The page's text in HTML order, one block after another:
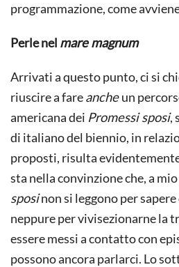
programmazione, come
Perle nel mare magnum
Arrivati a questo punto, ci si
riuscire a fareancheun
americana dei Promessi sposi,
di italiano del biennio, in
proposti, risulta
sta nella convinzione che, a
sposinon si leggono per
neppure per vivisezionarne la
essere messi a contatto con
possono ancora parlarci. Lo